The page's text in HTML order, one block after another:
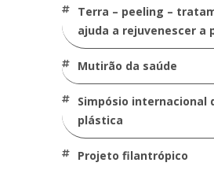
terra – peeling – tratamento que
ajuda a rejuvenescer a
mutirão da saúde
simpósio internacional de cirurgia
plástica
projeto filantrópico